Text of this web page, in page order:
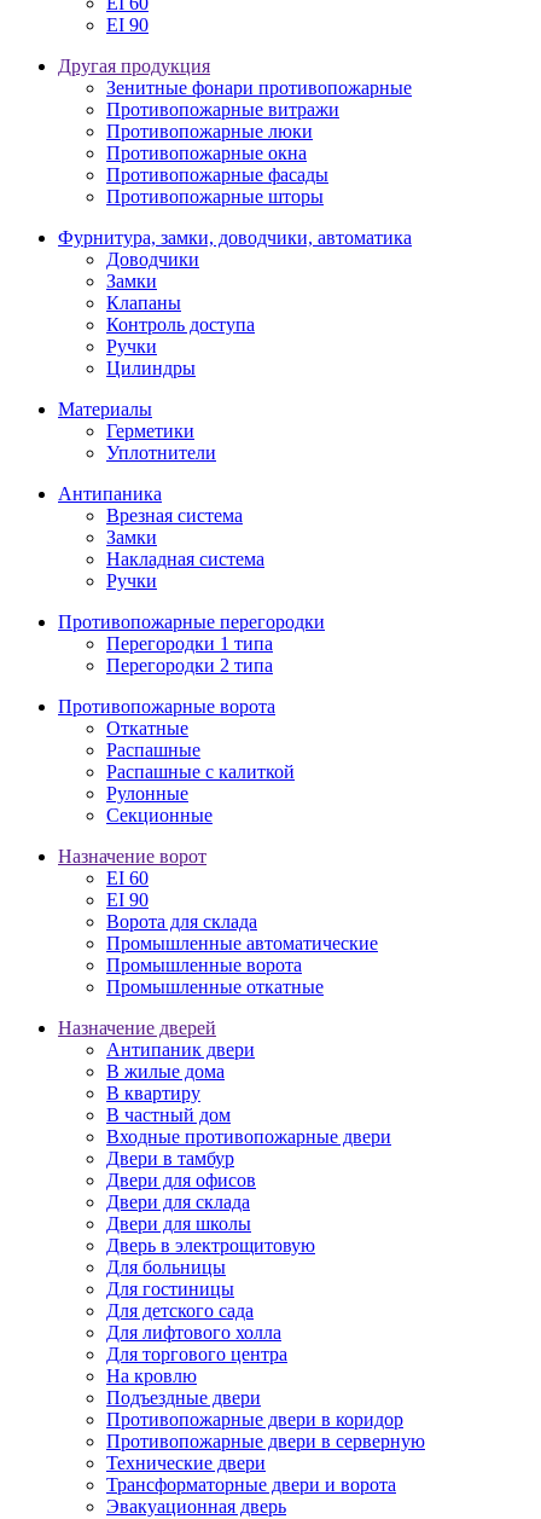
EI 90
Другая продукция
Зенитные фонари противопожарные
Противопожарные витражи
Противопожарные люки
Противопожарные окна
Противопожарные фасады
Противопожарные шторы
Фурнитура, замки, доводчики, автоматика
Доводчики
Замки
Клапаны
Контроль доступа
Ручки
Цилиндры
Материалы
Герметики
Уплотнители
Антипаника
Врезная система
Замки
Накладная система
Ручки
Противопожарные перегородки
Перегородки 1 типа
Перегородки 2 типа
Противопожарные ворота
Откатные
Распашные
Распашные с калиткой
Рулонные
Секционные
Назначение ворот
EI 60
EI 90
Ворота для склада
Промышленные автоматические
Промышленные ворота
Промышленные откатные
Назначение дверей
Антипаник двери
В жилые дома
В квартиру
В частный дом
Входные противопожарные двери
Двери в тамбур
Двери для офисов
Двери для склада
Двери для школы
Дверь в электрощитовую
Для больницы
Для гостиницы
Для детского сада
Для лифтового холла
Для торгового центра
На кровлю
Подъездные двери
Противопожарные двери в коридор
Противопожарные двери в серверную
Технические двери
Трансформаторные двери и ворота
Эвакуационная дверь